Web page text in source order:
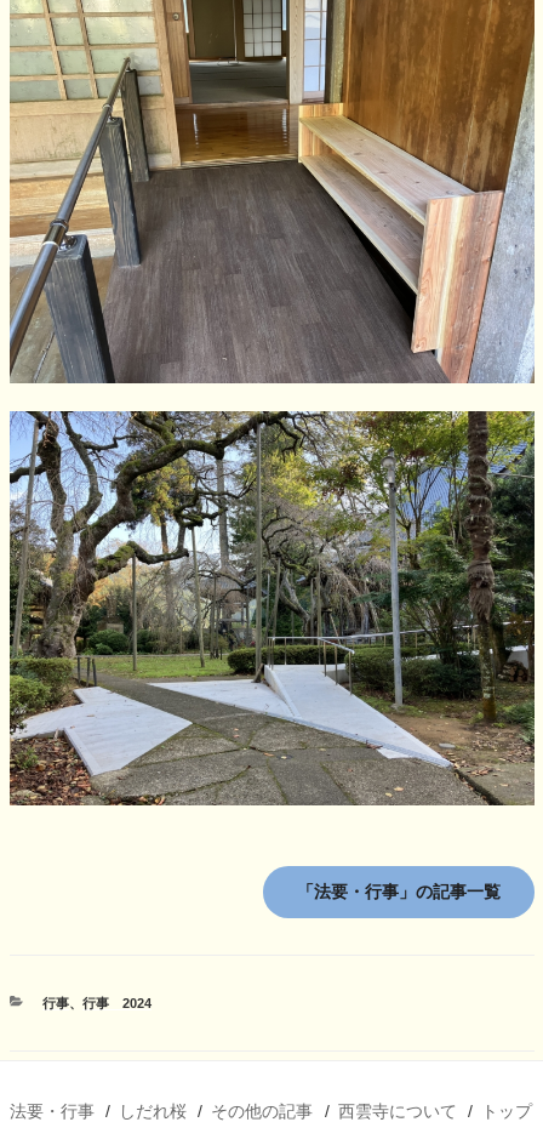
「法要・行事」の記事一覧
カ
行事、 行事 2024
法要・行事 しだれ桜 その他の記事 西雲寺について トップ